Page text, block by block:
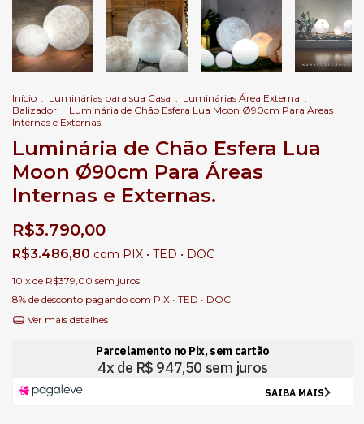
Início . Luminárias para sua Casa . Luminárias Área Externa .
Balizador . Luminária de Chão Esfera Lua Moon Ø90cm Para Áreas
Internas e Externas.
Luminária de Chão Esfera Lua
Moon Ø90cm Para Áreas
Internas e Externas.
R$3.790,00
R$3.486,80 com PIX • TED • DOC
10 x de R$379,00 sem juros
8% de desconto pagando com PIX • TED • DOC
Ver mais detalhes